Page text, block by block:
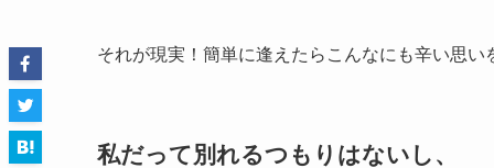
それが現実！簡単に逢えたらこんなにも辛い思
私だって別れるつもりはないし、